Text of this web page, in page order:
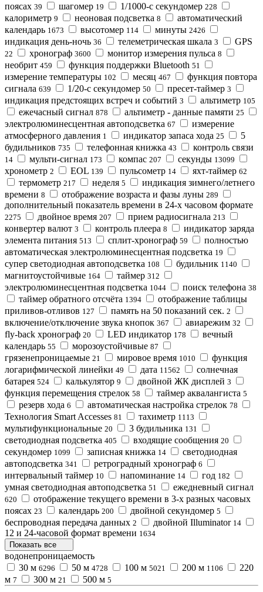
поясах 39 шагомер 19 1/1000-с секундомер 228
калориметр 9 неоновая подсветка 8
автоматический
календарь 1673 высотомер 114 минуты 2426
индикация день-ночь 36 телеметрическая шкала 3 GPS
22 хронограф 3600 монитор измерения пульса 8
необрит 459 функция поддержки Bluetooth 51
измерение температуры 102 месяц 467
функция повтора
сигнала 639 1/20-с секундомер 50 пресет-таймер 3
индикация предстоящих встреч и событий 3 альтиметр 105
ежечасный сигнал 878 альтиметр - данные памяти 25
электролюминесцентная автоподсветка 67
измерение
атмосферного давления 1 индикатор запаса хода 25
5
будильников 735 телефонная книжка 43 контроль связи
14 мульти-сигнал 173 компас 207 секунды 13099
хронометр 2 EOL 139 пульсометр 14 яхт-таймер 62
термометр 217 неделя 5
индикация зимнего/летнего
времени 8 отображение возраста и фазы луны 289
дополнительный показатель времени в 24-х часовом формате
2275 двойное время 207 прием радиосигнала 213
конвертер валют 3 контроль плеера 8
индикатор зарядa
элемента питания 513 сплит-хронограф 59
полностью
автоматическая электролюминесцентная подсветка 19
супер светодиодная автоподсветка 108 будильник 1140
магнитоустойчивые 164 таймер 312
электролюминесцентная подсветка 1044 поиск телефона 38
таймер обратного отсчёта 1394
отображение таблицы
приливов-отливов 127 память на 50 показаний сек. 2
включение/отключение звука кнопок 367 авиарежим 32
fly-back хронограф 20 LED индикатор 178
вечный
календарь 55 морозоустойчивые 87
грязенепроницаемые 21 мировое время 1010
функция
логарифмической линейки 49 дата 11562
солнечная
батарея 524 калькулятор 9 двойной ЖК дисплей 3
функция перемещения стрелок 58 таймер аквалангиста 5
резерв хода 6 автоматическая настройка стрелок 78
Технология Smart Accesses 81 тахиметр 1113
мультифункциональные 20 3 будильника 131
светодиодная подсветка 405 входящие сообщения 20
секундомер 1099 записная книжка 14
светодиодная
автоподсветка 341 ретроградный хронограф 6
интервальный таймер 10 напоминание 14 год 182
умная светодиодная автоподсветка 51 ежедневный сигнал
620
отображение текущего времени в 3-х разных часовых
поясах 23 календарь 200 двойной секундомер 5
беспроводная передача данных 2 двойной Illuminator 14
12 и 24-часовой формат времени 1634
Показать все
водонепроницаемость
30 м 6296 50 м 4728 100 м 5021 200 м 1106
220
м 7 300 м 21 500 м 5